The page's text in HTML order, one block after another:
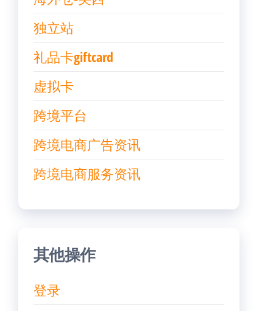
独立站
礼品卡giftcard
虚拟卡
跨境平台
跨境电商广告资讯
跨境电商服务资讯
其他操作
登录